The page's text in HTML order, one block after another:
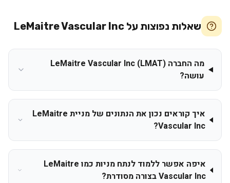
שאלות נפוצות על LeMaitre Vascular Inc
מה החברה LeMaitre Vascular Inc (LMAT)
עושה?
איך קוראים נכון את הנתונים של מניית LeMaitre
Vascular Inc?
איפה אפשר ללמוד לנתח מניות כמו LeMaitre
Vascular Inc בצורה מסודרת?